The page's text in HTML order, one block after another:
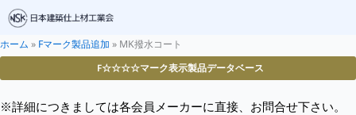
ホーム » Fマーク製品追加 » MK撥水コート
F☆☆☆☆マーク表示製品データベース
※詳細につきましては各会員メーカーに直接、お問合せ下さい。